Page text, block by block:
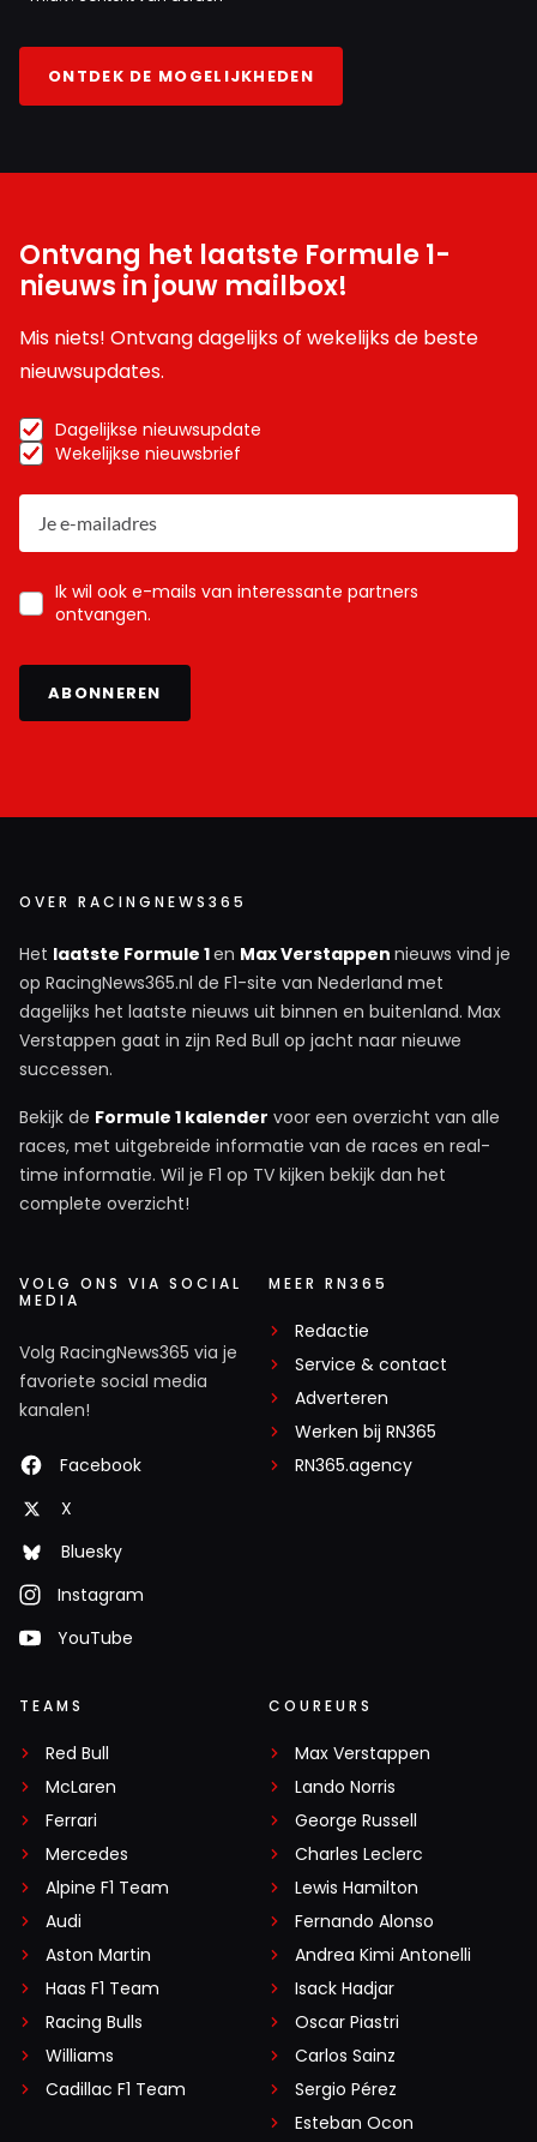
ONTDEK DE MOGELIJKHEDEN
Ontvang het laatste Formule 1-
nieuws in jouw mailbox!
Mis niets! Ontvang dagelijks of wekelijks de beste
nieuwsupdates.
Dagelijkse nieuwsupdate
Wekelijkse nieuwsbrief
Ik wil ook e-mails van interessante partners
ontvangen.
ABONNEREN
OVER RACINGNEWS365
Het laatste Formule 1en Max Verstappen nieuws vind je
op RacingNews365.nl de F1-site van Nederland met
dagelijks het laatste nieuws uit binnen en buitenland. Max
Verstappen gaat in zijn Red Bull op jacht naar nieuwe
successen.
Bekijk de Formule 1 kalender voor een overzicht van alle
races, met uitgebreide informatie van de races en real-
time informatie. Wil je F1 op TV kijken bekijk dan het
complete overzicht!
VOLG ONS VIA SOCIAL
MEDIA
Volg RacingNews365 via je
favoriete social media
kanalen!
Facebook
X
Bluesky
Instagram
YouTube
MEER RN365
Redactie
Service & contact
Adverteren
Werken bij RN365
RN365.agency
TEAMS
Red Bull
McLaren
Ferrari
Mercedes
Alpine F1 Team
Audi
Aston Martin
Haas F1 Team
Racing Bulls
Williams
Cadillac F1 Team
COUREURS
Max Verstappen
Lando Norris
George Russell
Charles Leclerc
Lewis Hamilton
Fernando Alonso
Andrea Kimi Antonelli
Isack Hadjar
Oscar Piastri
Carlos Sainz
Sergio Pérez
Esteban Ocon